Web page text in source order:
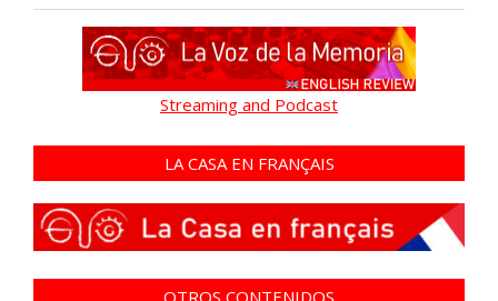
Streaming and Podcast
LA CASA EN FRANÇAIS
OTROS CONTENIDOS